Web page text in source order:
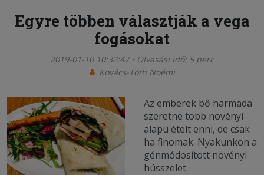
Egyre többen választják a vega
fogásokat
2019-01-10 10:32:47
Olvasási idő: 5 perc
Kovács-Tóth Noémi
Az emberek bő harmada
szeretne több növényi
alapú ételt enni, de csak
ha finomak. Nyakunkon a
génmódosított növényi
hússzelet.